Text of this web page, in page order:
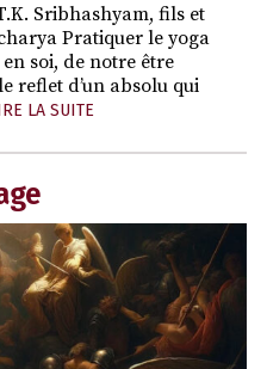
Sribhashyam, fils et
Pratiquer le yoga
en soi, de notre être
reflet d’un absolu qui
LA SUITE